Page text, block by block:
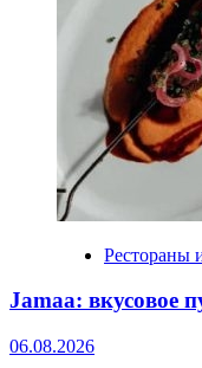
Рестораны
Jamaa: вкусовое
06.08.2026